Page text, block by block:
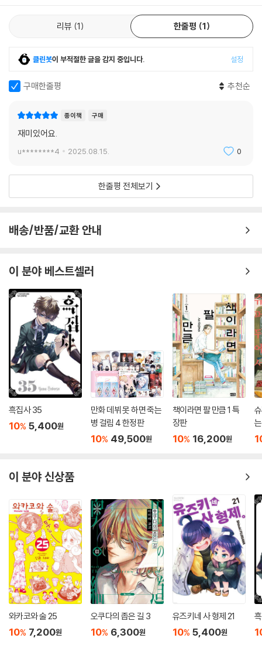
리뷰 1 한줄평 1
클린봇이 부적절한 글을 감지 중입니다. 설정
구매한줄평 추천순
종이책 구매
재미있어요.
u********4 2025.08.15. 0
한줄평 전체보기
배송/반품/교환 안내
이 분야 베스트셀러
흑집사 35
10% 5,400원
만화 데뷔 못 하면 죽는
병 걸림 4 한정판
10% 49,500원
책이라면 팔 만큼 1 특
장판
10% 16,200원
이 분야 신상품
와카코와 술 25
10% 7,200원
오쿠다의 좁은 길 3
10% 6,300원
유즈키네 사 형제 21
10% 5,400원